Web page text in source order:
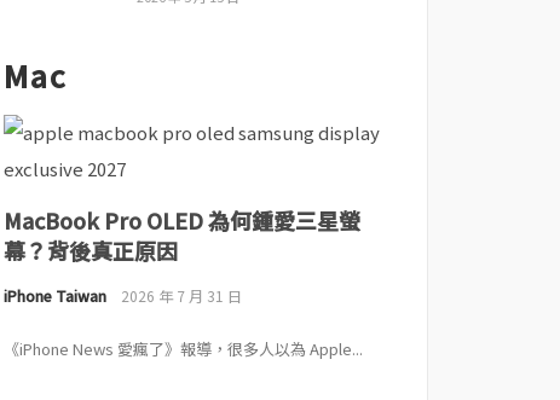
Mac
MacBook Pro OLED 為何鍾愛三星螢
幕？背後真正原因
iPhone Taiwan 2026 年 7 月 31 日
《iPhone News 愛瘋了》報導，很多人以為 Apple...